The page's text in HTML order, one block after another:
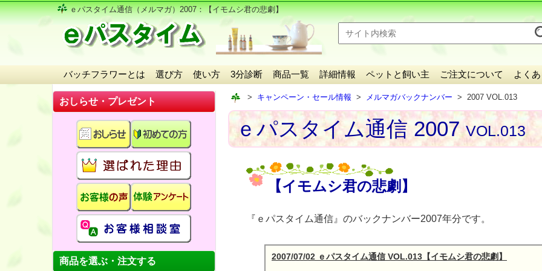
ｅパスタイム通信（メルマガ）2007：【イモムシ君の悲劇】
バッチフラワーとは 選び方 使い方 3分診断 商品一覧 詳細情報 ペットと飼い主 ご注文について よく
おしらせ・プレゼント
商品を選ぶ・注文する
キャンペーン・セール情報 メルマガバックナンバー 2007 VOL.013
ｅパスタイム通信 2007VOL.013
【イモムシ君の悲劇】
『ｅパスタイム通信』のバックナンバー2007年分です。
2007/07/02 ｅパスタイム通信 VOL.013【イモムシ君の悲劇】